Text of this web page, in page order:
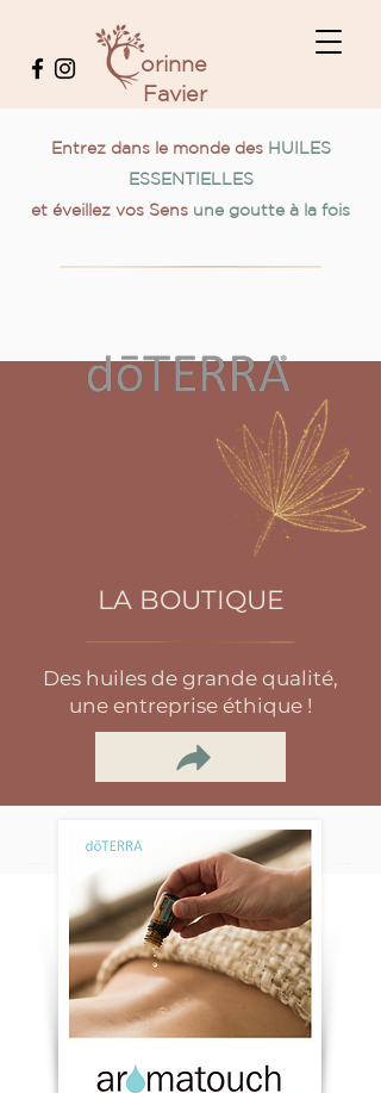
orinne
Favier
Entrez dans le monde des HUILES
ESSENTIELLES
et éveillez vos Sens une goutte à la fois
LA BOUTIQUE
Des huiles de grande qualité,
une entreprise éthique !